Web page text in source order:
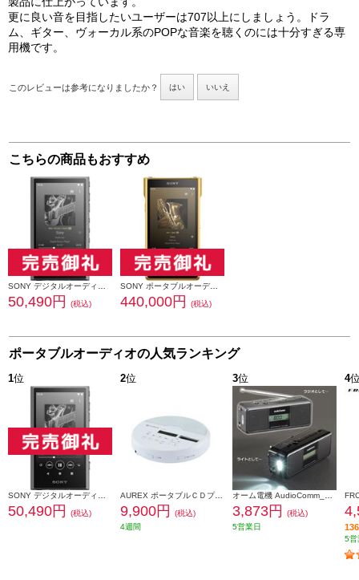
更に良い音を目指したいユーザーは707以上にしましょう。ドラ
ム、ギター、ヴォーカル系のPOPな音楽を聴くのには十分すぎる専
用機です。
このレビューは参考になりましたか？ はい いいえ
こちらの商品もおすすめ
50,490円 (税込)
SONY ポータブルオーディオプレーヤー WALKMAN(ウォークマン) シグネチャーシリーズ【256GB】 NW-WM1ZM2
440,000円 (税込)
ポータブルオーディオの人気ランキング
1位
50,490円 (税込)
2位
AUREX ポータブルＣＤプレーヤー [Bluetooth搭載、充電対応多機能モデル] AX-CP50W
9,900円
(税込)
4週間
3位
3,873円
(税込)
5営業日
4
5営